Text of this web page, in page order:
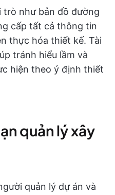
trò như bản đồ đường
cấp tất cả thông tin
thực hóa thiết kế. Tài
tránh hiểu lầm và
hiện theo ý định thiết
quản lý xây
quản lý dự án và